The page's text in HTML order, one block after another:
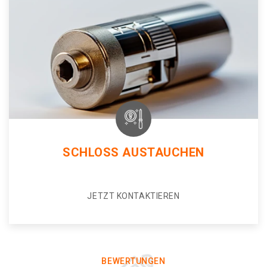
SCHLOSS AUSTAUCHEN
JETZT KONTAKTIEREN
BEWERTUNGEN